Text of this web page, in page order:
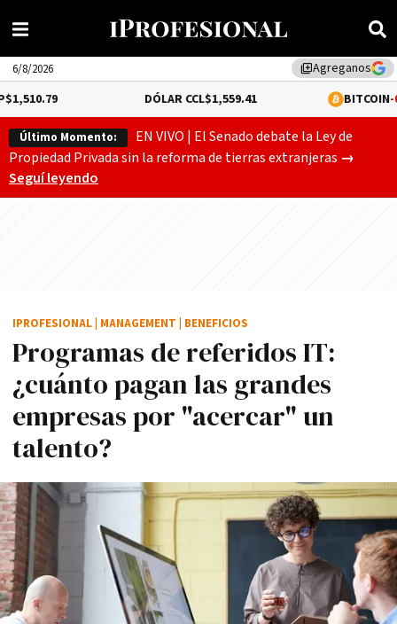
library_addAgreganos
6/8/2026
$1,559.41 -0.02%
Último Momento:
EN VIVO | El Senado debate la Ley de
Propiedad Privada sin la reforma de tierras extranjeras →
Seguí leyendo
Programas de referidos IT:
¿cuánto pagan las grandes
empresas por "acercar" un
talento?
IPROFESIONAL MANAGEMENT BENEFICIOS